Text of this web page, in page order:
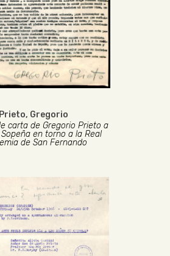
Prieto, Gregorio
carta de Gregorio Prieto a
en torno a la Real
de San Fernando